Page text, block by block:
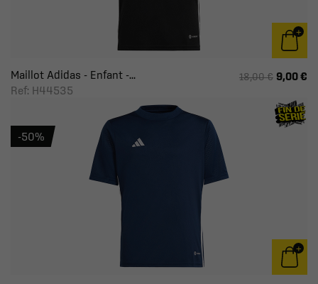
Maillot Adidas - Enfant -...
Ref: H44535
18,00 € 9,00 €
-50%